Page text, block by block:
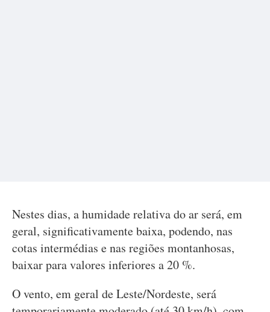
Nestes dias, a humidade relativa do ar será, em
geral, significativamente baixa, podendo, nas
cotas intermédias e nas regiões montanhosas,
baixar para valores inferiores a 20 %.
O vento, em geral de Leste/Nordeste, será